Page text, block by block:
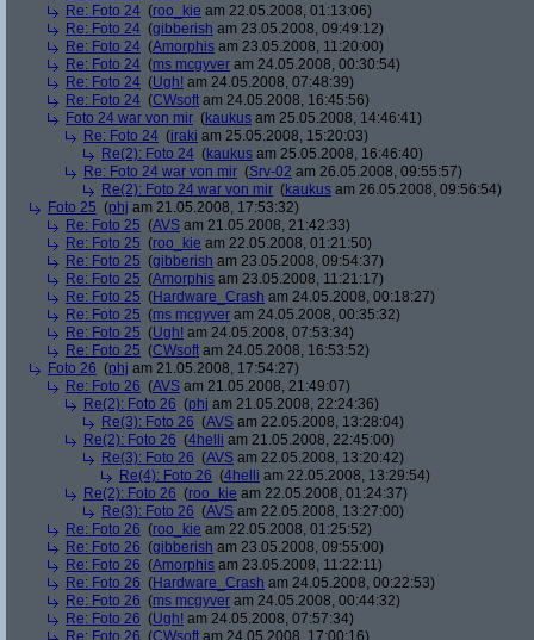
Re: Foto 24 (roo_kie am 22.05.2008, 01:13:06)
Re: Foto 24 (gibberish am 23.05.2008, 09:49:12)
Re: Foto 24 (Amorphis am 23.05.2008, 11:20:00)
Re: Foto 24 (ms mcgyver am 24.05.2008, 00:30:54)
Re: Foto 24 (Ugh! am 24.05.2008, 07:48:39)
Re: Foto 24 (CWsoft am 24.05.2008, 16:45:56)
Foto 24 war von mir (kaukus am 25.05.2008, 14:46:41)
Re: Foto 24 (iraki am 25.05.2008, 15:20:03)
Re(2): Foto 24 (kaukus am 25.05.2008, 16:46:40)
Re: Foto 24 war von mir (Srv-02 am 26.05.2008, 09:55:57)
Re(2): Foto 24 war von mir (kaukus am 26.05.2008, 09:56:54)
Foto 25 (phj am 21.05.2008, 17:53:32)
Re: Foto 25 (AVS am 21.05.2008, 21:42:33)
Re: Foto 25 (roo_kie am 22.05.2008, 01:21:50)
Re: Foto 25 (gibberish am 23.05.2008, 09:54:37)
Re: Foto 25 (Amorphis am 23.05.2008, 11:21:17)
Re: Foto 25 (Hardware_Crash am 24.05.2008, 00:18:27)
Re: Foto 25 (ms mcgyver am 24.05.2008, 00:35:32)
Re: Foto 25 (Ugh! am 24.05.2008, 07:53:34)
Re: Foto 25 (CWsoft am 24.05.2008, 16:53:52)
Foto 26 (phj am 21.05.2008, 17:54:27)
Re: Foto 26 (AVS am 21.05.2008, 21:49:07)
Re(2): Foto 26 (phj am 21.05.2008, 22:24:36)
Re(3): Foto 26 (AVS am 22.05.2008, 13:28:04)
Re(2): Foto 26 (4helli am 21.05.2008, 22:45:00)
Re(3): Foto 26 (AVS am 22.05.2008, 13:20:42)
Re(4): Foto 26 (4helli am 22.05.2008, 13:29:54)
Re(2): Foto 26 (roo_kie am 22.05.2008, 01:24:37)
Re(3): Foto 26 (AVS am 22.05.2008, 13:27:00)
Re: Foto 26 (roo_kie am 22.05.2008, 01:25:52)
Re: Foto 26 (gibberish am 23.05.2008, 09:55:00)
Re: Foto 26 (Amorphis am 23.05.2008, 11:22:11)
Re: Foto 26 (Hardware_Crash am 24.05.2008, 00:22:53)
Re: Foto 26 (ms mcgyver am 24.05.2008, 00:44:32)
Re: Foto 26 (Ugh! am 24.05.2008, 07:57:34)
Re: Foto 26 (CWsoft am 24.05.2008, 17:00:16)